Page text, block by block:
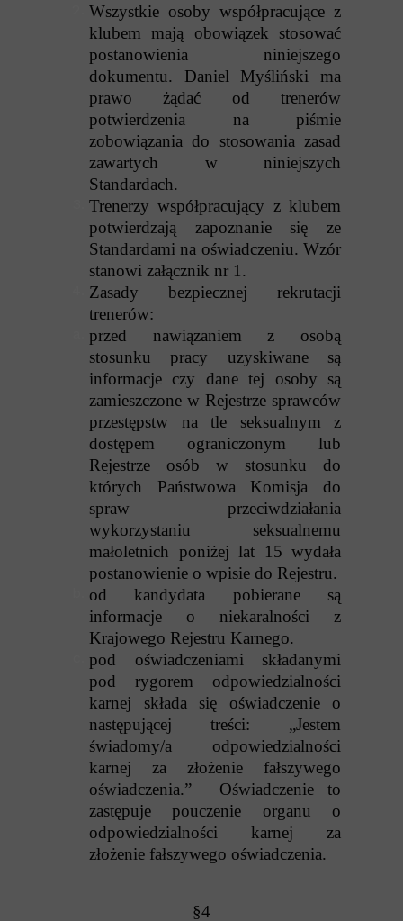
Wszystkie osoby współpracujące z
klubem mają obowiązek stosować
postanowienia niniejszego
dokumentu. Daniel Myśliński ma
prawo żądać od trenerów
potwierdzenia na piśmie
zobowiązania do stosowania zasad
zawartych w niniejszych
Standardach.
Trenerzy współpracujący z klubem
potwierdzają zapoznanie się ze
Standardami na oświadczeniu. Wzór
stanowi załącznik nr 1.
Zasady bezpiecznej rekrutacji
trenerów:
przed nawiązaniem z osobą
stosunku pracy uzyskiwane są
informacje czy dane tej osoby są
zamieszczone w Rejestrze sprawców
przestępstw na tle seksualnym z
dostępem ograniczonym lub
Rejestrze osób w stosunku do
których Państwowa Komisja do
spraw przeciwdziałania
wykorzystaniu seksualnemu
małoletnich poniżej lat 15 wydała
postanowienie o wpisie do Rejestru.
od kandydata pobierane są
informacje o niekaralności z
Krajowego Rejestru Karnego.
pod oświadczeniami składanymi
pod rygorem odpowiedzialności
karnej składa się oświadczenie o
następującej treści: „Jestem
świadomy/a odpowiedzialności
karnej za złożenie fałszywego
oświadczenia.” Oświadczenie to
zastępuje pouczenie organu o
odpowiedzialności karnej za
złożenie fałszywego oświadczenia.
§4